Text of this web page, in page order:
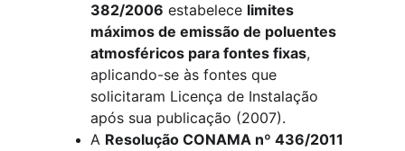
382/2006 estabelece limites
máximos de emissão de poluentes
atmosféricos para fontes fixas,
aplicando-se às fontes que
solicitaram Licença de Instalação
após sua publicação (2007).
A Resolução CONAMA nº 436/2011